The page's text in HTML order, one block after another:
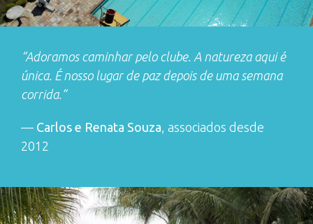
“Adoramos caminhar pelo clube. A natureza aqui é
única. É nosso lugar de paz depois de uma semana
corrida.”
— Carlos e Renata Souza, associados desde
2012